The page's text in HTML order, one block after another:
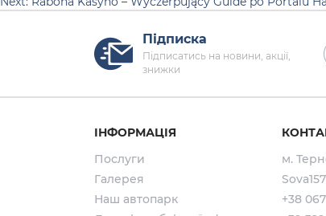
записів
Підписка
Підписатись на новини, акції,
знижки
ІНФОРМАЦІЯ
Послуги
Галерея
Наш автопарк
м.
+38